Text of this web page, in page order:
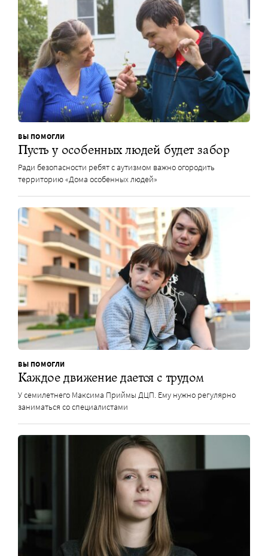
ВЫ ПОМОГЛИ
Пусть у особенных людей будет забор
Ради безопасности ребят с аутизмом важно огородить
территорию «Дома особенных людей»
ВЫ ПОМОГЛИ
Каждое движение дается с трудом
У семилетнего Максима Приймы ДЦП. Ему нужно регулярно
заниматься со специалистами